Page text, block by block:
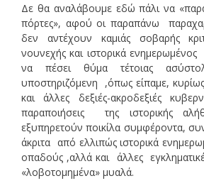
Δε θα αναλάβουμε εδώ πάλι να
πόρτες», αφού οι παραπάνω
δεν αντέχουν καμιάς σοβαρής
νουνεχής και ιστορικά
να πέσει θύμα τέτοιας
υποστηριζόμενη ,όπως είπαμε, κυρίως
και άλλες δεξιές-ακροδεξιές
παραποιήσεις της ιστορικής
εξυπηρετούν ποικίλα συμφέροντα,
άκριτα από ελλιπώς ιστορικά
οπαδούς ,αλλά και άλλες
«λοβοτομημένα» μυαλά.